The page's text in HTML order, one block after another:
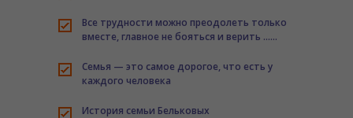
---- Телефон доверия для детей и их родителей
гражданами
бурых медведей, в населенных пунктах региона
Все трудности можно преодолеть только
вместе, главное не бояться и верить ……
Семья — это самое дорогое, что есть у
каждого человека
История семьи Бельковых